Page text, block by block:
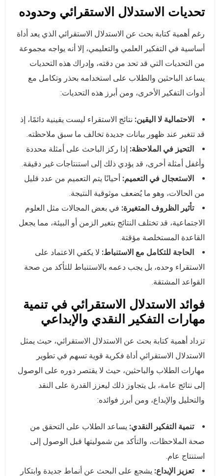
تحديات الاستدلال الاستقرائي وحدوده
رغم أهمية كتابة بحث عن الاستدلال الاستقرائي الذي يعد أداة
أساسية في التفكير العلمي والتعليمي، إلا أنه يواجه مجموعة
من التحديات التي قد تحد من دقته، وإدراك هذه التحديات
يساعد الباحثين والطلاب على استخدامه بحذر وتكامل مع
أدوات التفكير الأخرى، ومن أبرز هذه التحديات:
الاحتمالية لا اليقين: نتائج الاستقراء ليست يقينية دائمًا، إذ
قد تتغير عند ظهور بيانات جديدة تخالف ما سبق ملاحظته.
التحيز في الملاحظة: إذا ركز الباحث على أمثلة محددة
وأغفل أمثلة أخرى، قد يؤدي ذلك إلى استنتاجات غير دقيقة.
الاستعجال في التعميم: أحيانًا يتم التعميم من عدد قليل
من الحالات، وهو ما يُضعف موثوقية النتيجة.
تأثير الظروف المتغيرة: في بعض المجالات مثل العلوم
الاجتماعية، قد تختلف النتائج بتغير الزمن أو البيئة، مما يجعل
القاعدة المستخلصة مؤقتة.
الحاجة للتكامل مع الاستنباط: لا يكفي الاعتماد على
الاستقراء وحده، بل يجب دعمه بالاستنباط للتأكد من صحة
القواعد المشتقة.
فوائد الاستدلال الاستقرائي في تنمية
مهارات التفكير النقدي والإبداعي
تزداد أهمية كتابة بحث عن الاستدلال الاستقرائي، حيث يمثل
الاستدلال الاستقرائي أداة فكرية قوية تسهم في تطوير
مهارات الطلاب والباحثين، حيث لا يقتصر دوره على الوصول
إلى نتائج عامة، بل يتجاوز ذلك ليعزز القدرة على النقد
والتحليل والإبداع، ومن أبرز فوائده:
تنمية التفكير النقدي: يساعد الطلاب على التحقق من
صحة الملاحظات، والتأكد من شموليتها قبل الوصول إلى
استنتاج عام.
تعزيز الإبداع: يشجع على البحث عن أنماط جديدة وابتكار